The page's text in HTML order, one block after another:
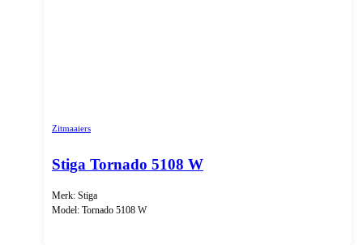
Zitmaaiers
Stiga Tornado 5108 W
Merk: Stiga
Model: Tornado 5108 W